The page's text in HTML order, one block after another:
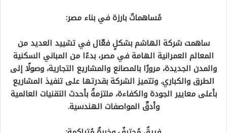
مُساهماتٌ بارزة في بناء مصر:
ساهمت شركة الهاشم بشكلٍ فعّال في تشييد العديد من
المعالم العمرانية الهامة في مصر، بدءًا من المباني السكنية
والمدن الجديدة، مرورًا بالمصانع والمشاريع التجارية، وصولًا إلى
الطرق والكباري. وتتميز الشركة بقدرتها على تنفيذ المشاريع
بأعلى معايير الجودة والكفاءة، ملتزمةً بأحدث التقنيات العالمية
وأدقّ المواصفات الهندسية.